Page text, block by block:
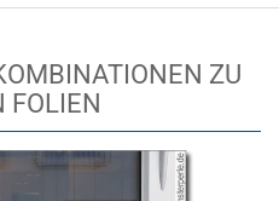
ZU
FOLIEN